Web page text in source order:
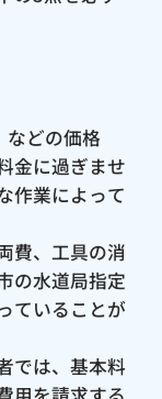
などの価格
金に過ぎませ
作業によって
費、工具の消
の水道局指定
ていることが
では、基本料